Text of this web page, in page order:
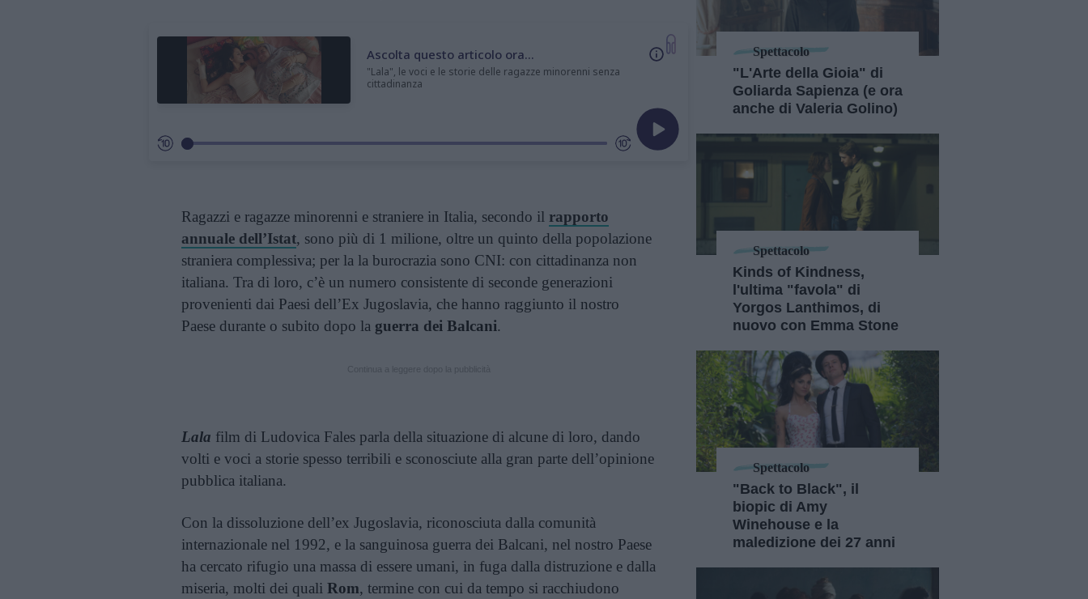
Ascolta questo articolo ora...
"Lala", le voci e le storie delle ragazze minorenni senza
cittadinanza
Ragazzi e ragazze minorenni e straniere in Italia, secondo il rapporto
annuale dell’Istat, sono più di 1 milione, oltre un quinto della popolazione
straniera complessiva; per la la burocrazia sono CNI: con cittadinanza non
italiana. Tra di loro, c’è un numero consistente di seconde generazioni
provenienti dai Paesi dell’Ex Jugoslavia, che hanno raggiunto il nostro
Paese durante o subito dopo la guerra dei Balcani.
Lala film di Ludovica Fales parla della situazione di alcune di loro, dando
volti e voci a storie spesso terribili e sconosciute alla gran parte dell’opinione
pubblica italiana.
Con la dissoluzione dell’ex Jugoslavia, riconosciuta dalla comunità
internazionale nel 1992, e la sanguinosa guerra dei Balcani, nel nostro Paese
ha cercato rifugio una massa di essere umani, in fuga dalla distruzione e dalla
miseria, molti dei quali Rom, termine con cui da tempo si racchiudono
Spettacolo
"L'Arte della Gioia" di
Goliarda Sapienza (e ora
anche di Valeria Golino)
Spettacolo
Kinds of Kindness,
l'ultima "favola" di
Yorgos Lanthimos, di
nuovo con Emma Stone
Spettacolo
"Back to Black", il
biopic di Amy
Winehouse e la
maledizione dei 27 anni